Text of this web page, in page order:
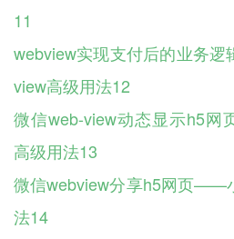
11
webview实现支付后的业务
view高级用法12
微信web-view动态显示h5
高级用法13
微信webview分享h5网页——
法14